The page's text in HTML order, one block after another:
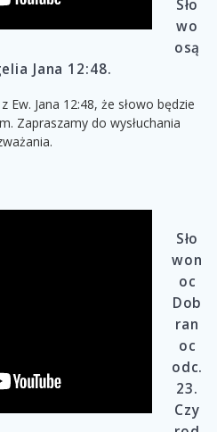
Sło
wo
osą
Jana 12:48.
Ew. Jana 12:48, że słowo będzie
Zapraszamy do wysłuchania
Sło
won
oc
Dob
ran
oc
odc.
23.
Czy